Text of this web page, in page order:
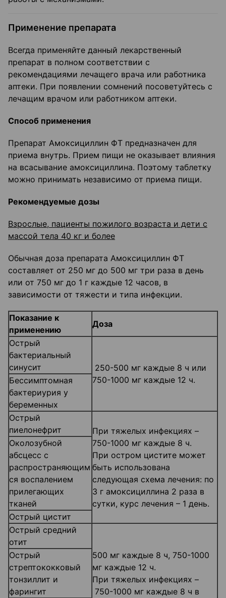
Применение препарата
Всегда применяйте данный лекарственный
препарат в полном соответствии с
рекомендациями лечащего врача или работника
аптеки. При появлении сомнений посоветуйтесь с
лечащим врачом или работником аптеки.
Способ применения
Препарат Амоксициллин ФТ предназначен для
приема внутрь. Прием пищи не оказывает влияния
на всасывание амоксициллина. Поэтому таблетку
можно принимать независимо от приема пищи.
Рекомендуемые дозы
Взрослые, пациенты пожилого возраста и дети с
массой тела 40 кг и более
Обычная доза препарата Амоксициллин ФТ
составляет от 250 мг до 500 мг три раза в день
или от 750 мг до 1 г каждые 12 часов, в
зависимости от тяжести и типа инфекции.
Показание к
применению
Доза
Острый
бактериальный
синусит
250-500 мг каждые 8 ч или
750-1000 мг каждые 12 ч.
Бессимптомная
бактериурия у
беременных
Острый
пиелонефрит
При тяжелых инфекциях –
750-1000 мг каждые 8 ч.
При остром цистите может
быть использована
следующая схема лечения: по
3 г амоксициллина 2 раза в
сутки, курс лечения – 1 день.
Околозубной
абсцесс с
распространяющим
ся воспалением
прилегающих
тканей
Острый цистит
Острый средний
отит
500 мг каждые 8 ч, 750-1000
мг каждые 12 ч.
При тяжелых инфекциях –
750-1000 мг каждые 8 ч в
Острый
стрептококковый
тонзиллит и
фарингит